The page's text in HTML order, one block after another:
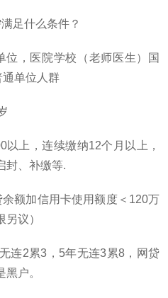
足什么条件？
位，医院学校（老师医生）国
单位人群
以上，连续缴纳12个月以上，
封、补缴等.
余额加信用卡使用额度＜120万
另议）
连2累3，5年无连3累8，网贷
户。